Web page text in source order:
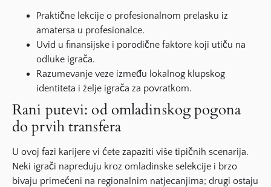
Praktične lekcije o profesionalnom prelasku iz
amatersa u profesionalce.
Uvid u finansijske i porodične faktore koji utiču na
odluke igrača.
Razumevanje veze između lokalnog klupskog
identiteta i želje igrača za povratkom.
Rani putevi: od omladinskog pogona
do prvih transfera
U ovoj fazi karijere vi ćete zapaziti više tipičnih scenarija.
Neki igrači napreduju kroz omladinske selekcije i brzo
bivaju primećeni na regionalnim natjecanjima; drugi ostaju